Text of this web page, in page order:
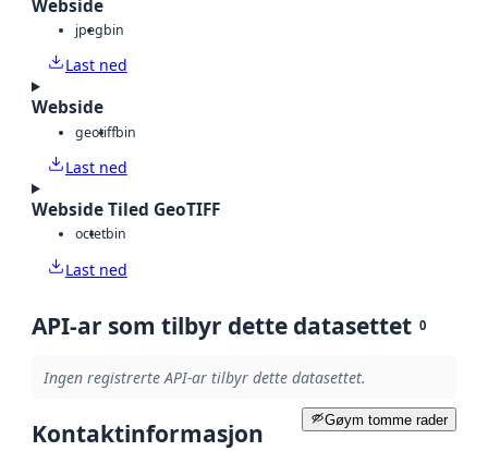
Webside
jpegbin
Last ned
Webside
geotiffbin
Last ned
Webside Tiled GeoTIFF
octetbin
Last ned
API-ar som tilbyr dette datasettet 0
Ingen registrerte API-ar tilbyr dette datasettet.
Gøym tomme rader
Kontaktinformasjon